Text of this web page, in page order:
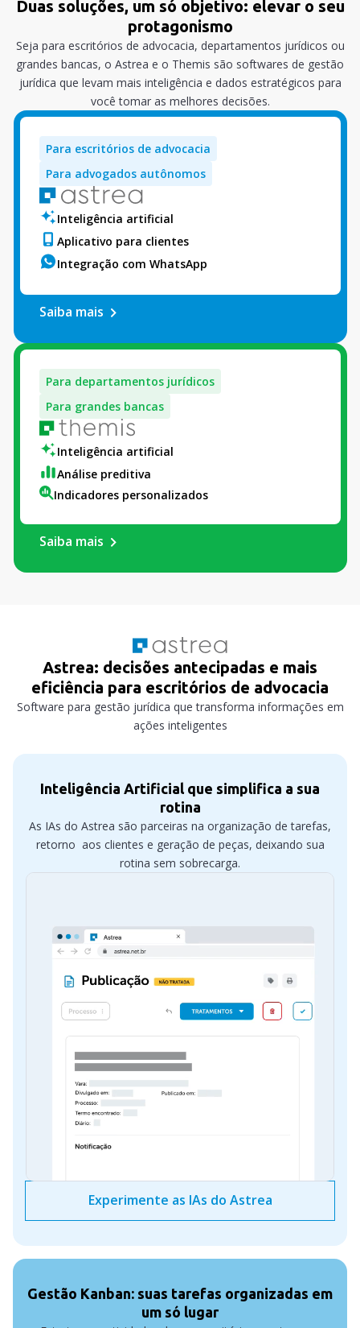
Duas soluções, um só objetivo: elevar o seu
protagonismo
Seja para escritórios de advocacia, departamentos jurídicos ou
grandes bancas, o Astrea e o Themis são softwares de gestão
jurídica que levam mais inteligência e dados estratégicos para
você tomar as melhores decisões.
Para escritórios de advocacia
Para advogados autônomos
Inteligência artificial
Aplicativo para clientes
Integração com WhatsApp
Saiba mais
Para departamentos jurídicos
Para grandes bancas
Inteligência artificial
Análise preditiva
Indicadores personalizados
Saiba mais
Astrea: decisões antecipadas e mais
eficiência para escritórios de advocacia
Software para gestão jurídica que transforma informações em
ações inteligentes
Inteligência Artificial que simplifica a sua
rotina
As IAs do Astrea são parceiras na organização de tarefas,
retorno aos clientes e geração de peças, deixando sua
rotina sem sobrecarga.
Experimente as IAs do Astrea
Gestão Kanban: suas tarefas organizadas em
um só lugar